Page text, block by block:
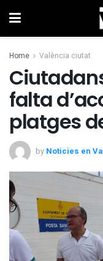
Home València ciutat
falta
platges
by Noticies en